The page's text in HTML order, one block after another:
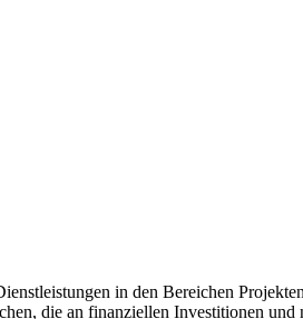
in den Bereichen
die an finanziellen Investitionen und